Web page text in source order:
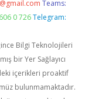
Teams:
0 726 Telegram:
Bilgi Teknolojileri
bir Yer Sağlayıcı
içerikleri proaktif
bulunmamaktadır.